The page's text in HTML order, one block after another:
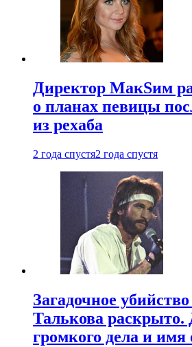
Директор МакSим
о планах певицы
из рехаба
2 года спустя2 года спустя
Загадочное
Талькова раскрыто.
громкого дела и имя